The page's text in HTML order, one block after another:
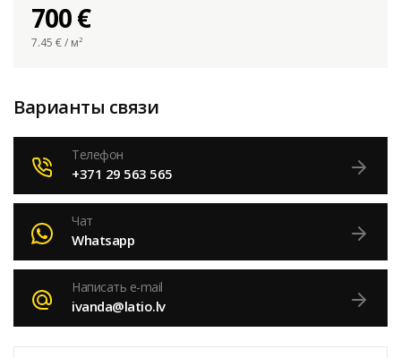
700 €
7.45 € / м²
Варианты связи
Телефон
+371 29 563 565
Чат
Whatsapp
Написать e-mail
ivanda@latio.lv